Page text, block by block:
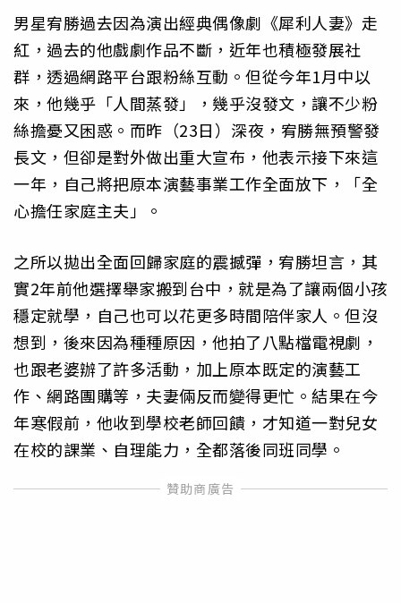
男星宥勝過去因為演出經典偶像劇《犀利人妻》走
紅，過去的他戲劇作品不斷，近年也積極發展社
群，透過網路平台跟粉絲互動。但從今年1月中以
來，他幾乎「人間蒸發」，幾乎沒發文，讓不少粉
絲擔憂又困惑。而昨（23日）深夜，宥勝無預警發
長文，但卻是對外做出重大宣布，他表示接下來這
一年，自己將把原本演藝事業工作全面放下，「全
心擔任家庭主夫」。
之所以拋出全面回歸家庭的震撼彈，宥勝坦言，其
實2年前他選擇舉家搬到台中，就是為了讓兩個小孩
穩定就學，自己也可以花更多時間陪伴家人。但沒
想到，後來因為種種原因，他拍了八點檔電視劇，
也跟老婆辦了許多活動，加上原本既定的演藝工
作、網路團購等，夫妻倆反而變得更忙。結果在今
年寒假前，他收到學校老師回饋，才知道一對兒女
在校的課業、自理能力，全都落後同班同學。